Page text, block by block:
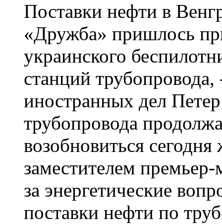
Поставки нефти в
«Дружба» пришлось
украинского
станций
иностранных дел
трубопровода
возобновиться
заместителем
за энергетические
поставки нефти по